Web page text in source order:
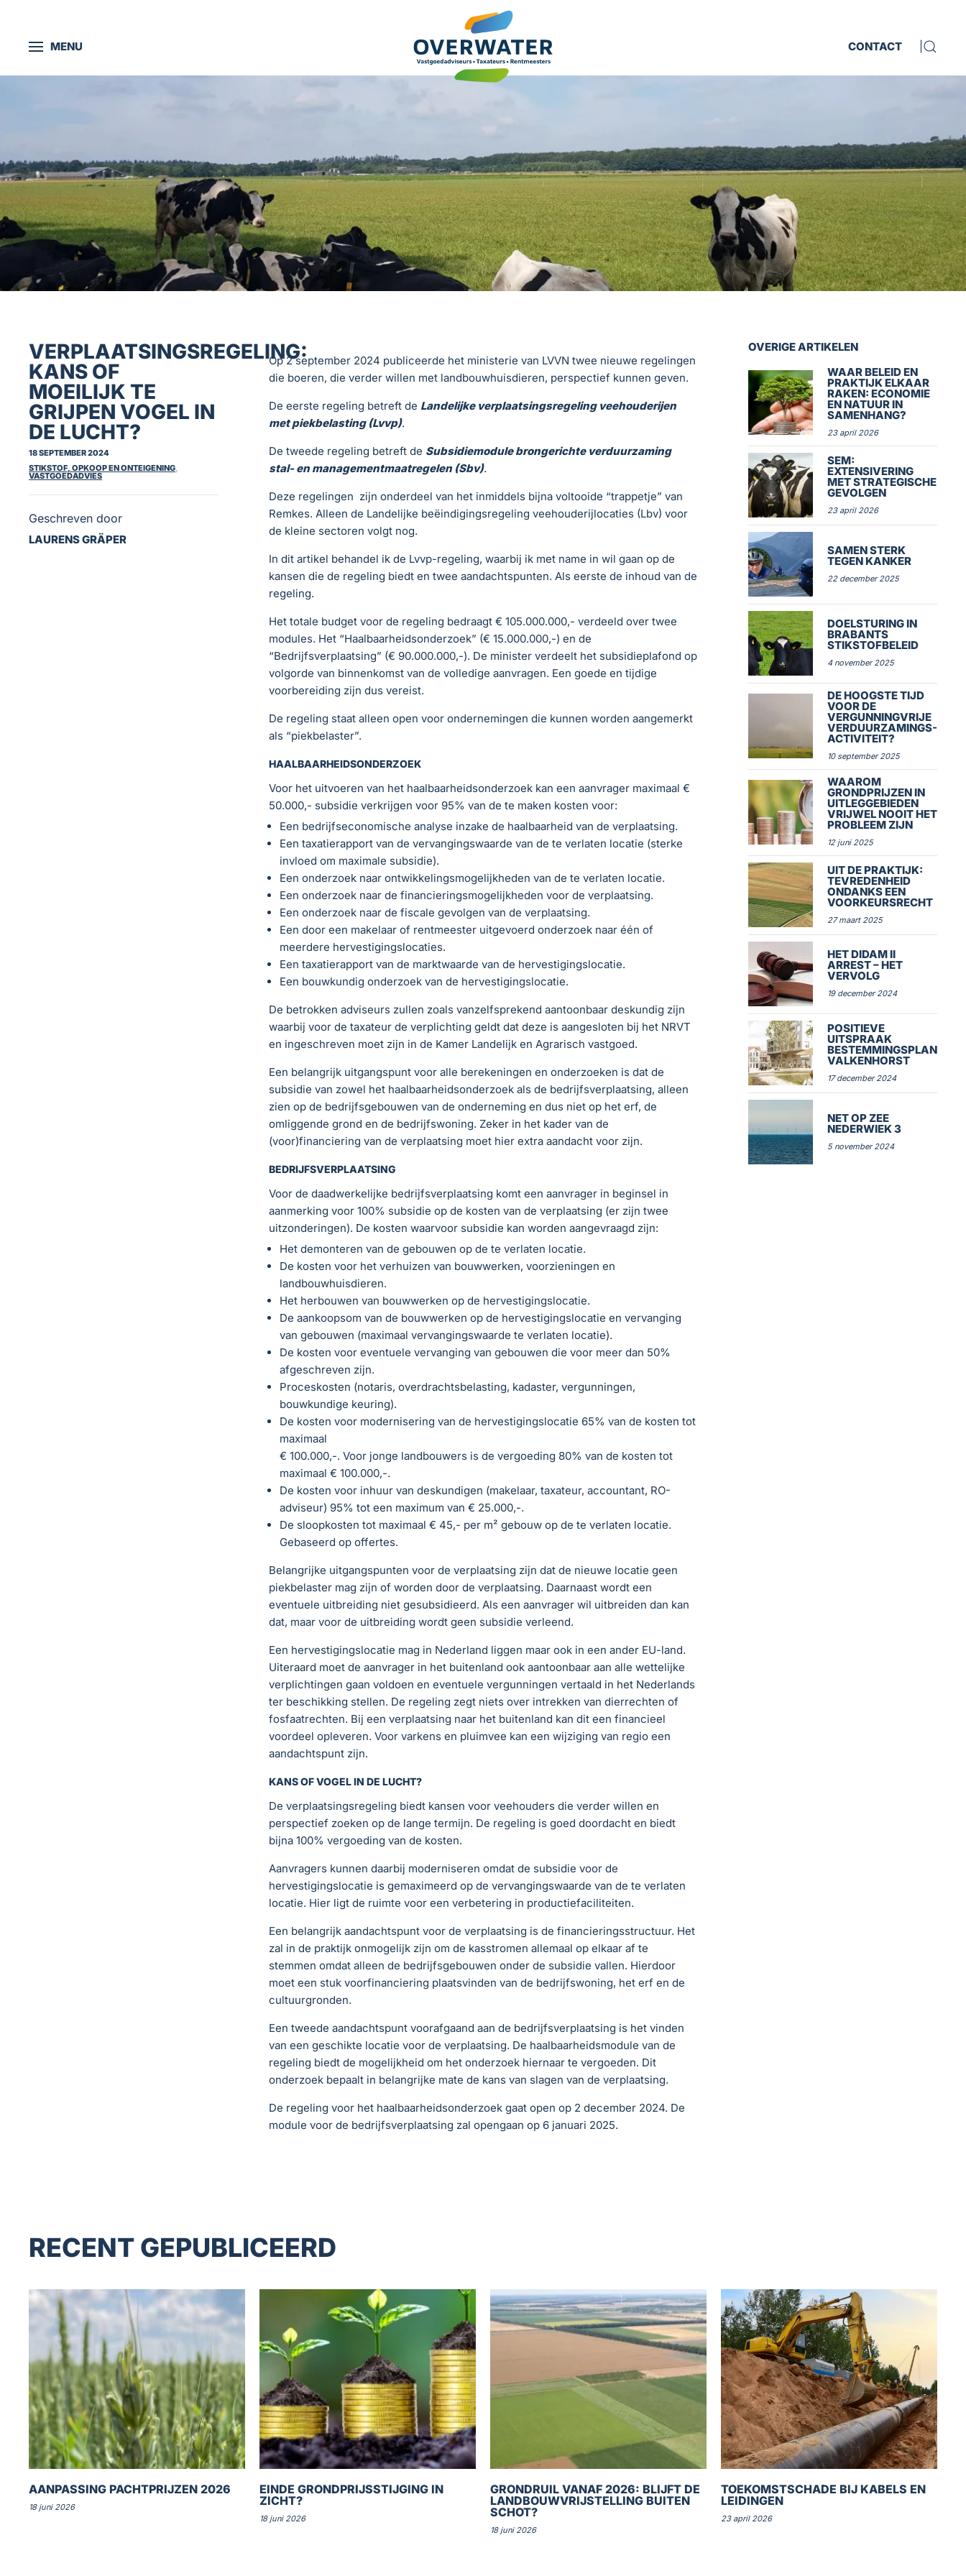
MENU
CONTACT
VERPLAATSINGSREGELING:
KANS OF
MOEILIJK TE
GRIJPEN VOGEL IN
DE LUCHT?
18 SEPTEMBER 2024
STIKSTOF, OPKOOP EN ONTEIGENING,
VASTGOEDADVIES
Geschreven door
LAURENS GRÄPER
Op 2 september 2024 publiceerde het ministerie van LVVN twee nieuwe regelingen
die boeren, die verder willen met landbouwhuisdieren, perspectief kunnen geven.
De eerste regeling betreft de Landelijke verplaatsingsregeling veehouderijen
met piekbelasting (Lvvp).
De tweede regeling betreft de Subsidiemodule brongerichte verduurzaming
stal- en managementmaatregelen (Sbv).
Deze regelingen zijn onderdeel van het inmiddels bijna voltooide “trappetje” van
Remkes. Alleen de Landelijke beëindigingsregeling veehouderijlocaties (Lbv) voor
de kleine sectoren volgt nog.
In dit artikel behandel ik de Lvvp-regeling, waarbij ik met name in wil gaan op de
kansen die de regeling biedt en twee aandachtspunten. Als eerste de inhoud van de
regeling.
Het totale budget voor de regeling bedraagt € 105.000.000,- verdeeld over twee
modules. Het “Haalbaarheidsonderzoek” (€ 15.000.000,-) en de
“Bedrijfsverplaatsing” (€ 90.000.000,-). De minister verdeelt het subsidieplafond op
volgorde van binnenkomst van de volledige aanvragen. Een goede en tijdige
voorbereiding zijn dus vereist.
De regeling staat alleen open voor ondernemingen die kunnen worden aangemerkt
als “piekbelaster”.
HAALBAARHEIDSONDERZOEK
Voor het uitvoeren van het haalbaarheidsonderzoek kan een aanvrager maximaal €
50.000,- subsidie verkrijgen voor 95% van de te maken kosten voor:
Een bedrijfseconomische analyse inzake de haalbaarheid van de verplaatsing.
Een taxatierapport van de vervangingswaarde van de te verlaten locatie (sterke
invloed om maximale subsidie).
Een onderzoek naar ontwikkelingsmogelijkheden van de te verlaten locatie.
Een onderzoek naar de financieringsmogelijkheden voor de verplaatsing.
Een onderzoek naar de fiscale gevolgen van de verplaatsing.
Een door een makelaar of rentmeester uitgevoerd onderzoek naar één of
meerdere hervestigingslocaties.
Een taxatierapport van de marktwaarde van de hervestigingslocatie.
Een bouwkundig onderzoek van de hervestigingslocatie.
De betrokken adviseurs zullen zoals vanzelfsprekend aantoonbaar deskundig zijn
waarbij voor de taxateur de verplichting geldt dat deze is aangesloten bij het NRVT
en ingeschreven moet zijn in de Kamer Landelijk en Agrarisch vastgoed.
Een belangrijk uitgangspunt voor alle berekeningen en onderzoeken is dat de
subsidie van zowel het haalbaarheidsonderzoek als de bedrijfsverplaatsing, alleen
zien op de bedrijfsgebouwen van de onderneming en dus niet op het erf, de
omliggende grond en de bedrijfswoning. Zeker in het kader van de
(voor)financiering van de verplaatsing moet hier extra aandacht voor zijn.
BEDRIJFSVERPLAATSING
Voor de daadwerkelijke bedrijfsverplaatsing komt een aanvrager in beginsel in
aanmerking voor 100% subsidie op de kosten van de verplaatsing (er zijn twee
uitzonderingen). De kosten waarvoor subsidie kan worden aangevraagd zijn:
Het demonteren van de gebouwen op de te verlaten locatie.
De kosten voor het verhuizen van bouwwerken, voorzieningen en
landbouwhuisdieren.
Het herbouwen van bouwwerken op de hervestigingslocatie.
De aankoopsom van de bouwwerken op de hervestigingslocatie en vervanging
van gebouwen (maximaal vervangingswaarde te verlaten locatie).
De kosten voor eventuele vervanging van gebouwen die voor meer dan 50%
afgeschreven zijn.
Proceskosten (notaris, overdrachtsbelasting, kadaster, vergunningen,
bouwkundige keuring).
De kosten voor modernisering van de hervestigingslocatie 65% van de kosten tot
maximaal
€ 100.000,-. Voor jonge landbouwers is de vergoeding 80% van de kosten tot
maximaal € 100.000,-.
De kosten voor inhuur van deskundigen (makelaar, taxateur, accountant, RO-
adviseur) 95% tot een maximum van € 25.000,-.
De sloopkosten tot maximaal € 45,- per m² gebouw op de te verlaten locatie.
Gebaseerd op offertes.
Belangrijke uitgangspunten voor de verplaatsing zijn dat de nieuwe locatie geen
piekbelaster mag zijn of worden door de verplaatsing. Daarnaast wordt een
eventuele uitbreiding niet gesubsidieerd. Als een aanvrager wil uitbreiden dan kan
dat, maar voor de uitbreiding wordt geen subsidie verleend.
Een hervestigingslocatie mag in Nederland liggen maar ook in een ander EU-land.
Uiteraard moet de aanvrager in het buitenland ook aantoonbaar aan alle wettelijke
verplichtingen gaan voldoen en eventuele vergunningen vertaald in het Nederlands
ter beschikking stellen. De regeling zegt niets over intrekken van dierrechten of
fosfaatrechten. Bij een verplaatsing naar het buitenland kan dit een financieel
voordeel opleveren. Voor varkens en pluimvee kan een wijziging van regio een
aandachtspunt zijn.
KANS OF VOGEL IN DE LUCHT?
De verplaatsingsregeling biedt kansen voor veehouders die verder willen en
perspectief zoeken op de lange termijn. De regeling is goed doordacht en biedt
bijna 100% vergoeding van de kosten.
Aanvragers kunnen daarbij moderniseren omdat de subsidie voor de
hervestigingslocatie is gemaximeerd op de vervangingswaarde van de te verlaten
locatie. Hier ligt de ruimte voor een verbetering in productiefaciliteiten.
Een belangrijk aandachtspunt voor de verplaatsing is de financieringsstructuur. Het
zal in de praktijk onmogelijk zijn om de kasstromen allemaal op elkaar af te
stemmen omdat alleen de bedrijfsgebouwen onder de subsidie vallen. Hierdoor
moet een stuk voorfinanciering plaatsvinden van de bedrijfswoning, het erf en de
cultuurgronden.
Een tweede aandachtspunt voorafgaand aan de bedrijfsverplaatsing is het vinden
van een geschikte locatie voor de verplaatsing. De haalbaarheidsmodule van de
regeling biedt de mogelijkheid om het onderzoek hiernaar te vergoeden. Dit
onderzoek bepaalt in belangrijke mate de kans van slagen van de verplaatsing.
De regeling voor het haalbaarheidsonderzoek gaat open op 2 december 2024. De
module voor de bedrijfsverplaatsing zal opengaan op 6 januari 2025.
OVERIGE ARTIKELEN
WAAR BELEID EN
PRAKTIJK ELKAAR
RAKEN: ECONOMIE
EN NATUUR IN
SAMENHANG?
23 april 2026
SEM:
EXTENSIVERING
MET STRATEGISCHE
GEVOLGEN
23 april 2026
SAMEN STERK
TEGEN KANKER
22 december 2025
DOELSTURING IN
BRABANTS
STIKSTOFBELEID
4 november 2025
DE HOOGSTE TIJD
VOOR DE
VERGUNNINGVRIJE
VERDUURZAMINGS-
ACTIVITEIT?
10 september 2025
WAAROM
GRONDPRIJZEN IN
UITLEGGEBIEDEN
VRIJWEL NOOIT HET
PROBLEEM ZIJN
12 juni 2025
UIT DE PRAKTIJK:
TEVREDENHEID
ONDANKS EEN
VOORKEURSRECHT
27 maart 2025
HET DIDAM II
ARREST – HET
VERVOLG
19 december 2024
POSITIEVE
UITSPRAAK
BESTEMMINGSPLAN
VALKENHORST
17 december 2024
NET OP ZEE
NEDERWIEK 3
5 november 2024
RECENT GEPUBLICEERD
AANPASSING PACHTPRIJZEN 2026
18 juni 2026
EINDE GRONDPRIJSSTIJGING IN
ZICHT?
18 juni 2026
GRONDRUIL VANAF 2026: BLIJFT DE
LANDBOUWVRIJSTELLING BUITEN
SCHOT?
18 juni 2026
TOEKOMSTSCHADE BIJ KABELS EN
LEIDINGEN
23 april 2026